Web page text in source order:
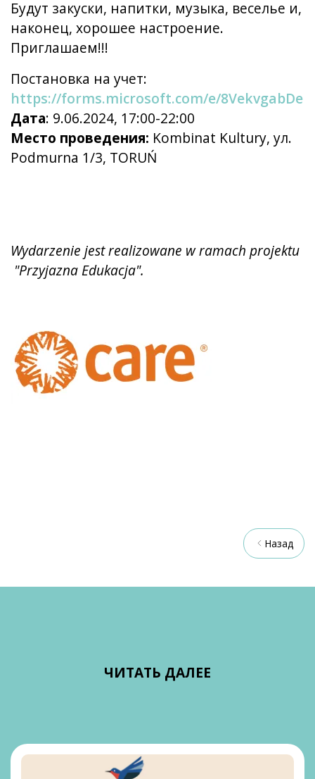
Будут закуски, напитки, музыка, веселье и,
наконец, хорошее настроение.
Приглашаем!!!
Постановка на учет:
https://forms.microsoft.com/e/8VekvgabDe
Дата: 9.06.2024, 17:00-22:00
Место проведения: Kombinat Kultury, ул.
Podmurna 1/3, TORUŃ
Wydarzenie jest realizowane w ramach projektu
"Przyjazna Edukacja".
Назад
ЧИТАТЬ ДАЛЕЕ